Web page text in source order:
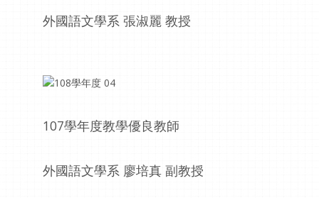
外國語文學系 張淑麗 教授
107學年度教學優良教師
外國語文學系 廖培真 副教授